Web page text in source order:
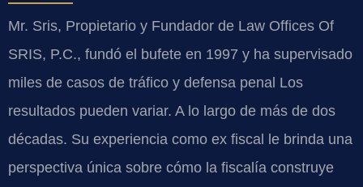
Mr. Sris, Propietario y Fundador de Law Offices Of
SRIS, P.C., fundó el bufete en 1997 y ha supervisado
miles de casos de tráfico y defensa penal Los
resultados pueden variar. A lo largo de más de dos
décadas. Su experiencia como ex fiscal le brinda una
perspectiva única sobre cómo la fiscalía construye